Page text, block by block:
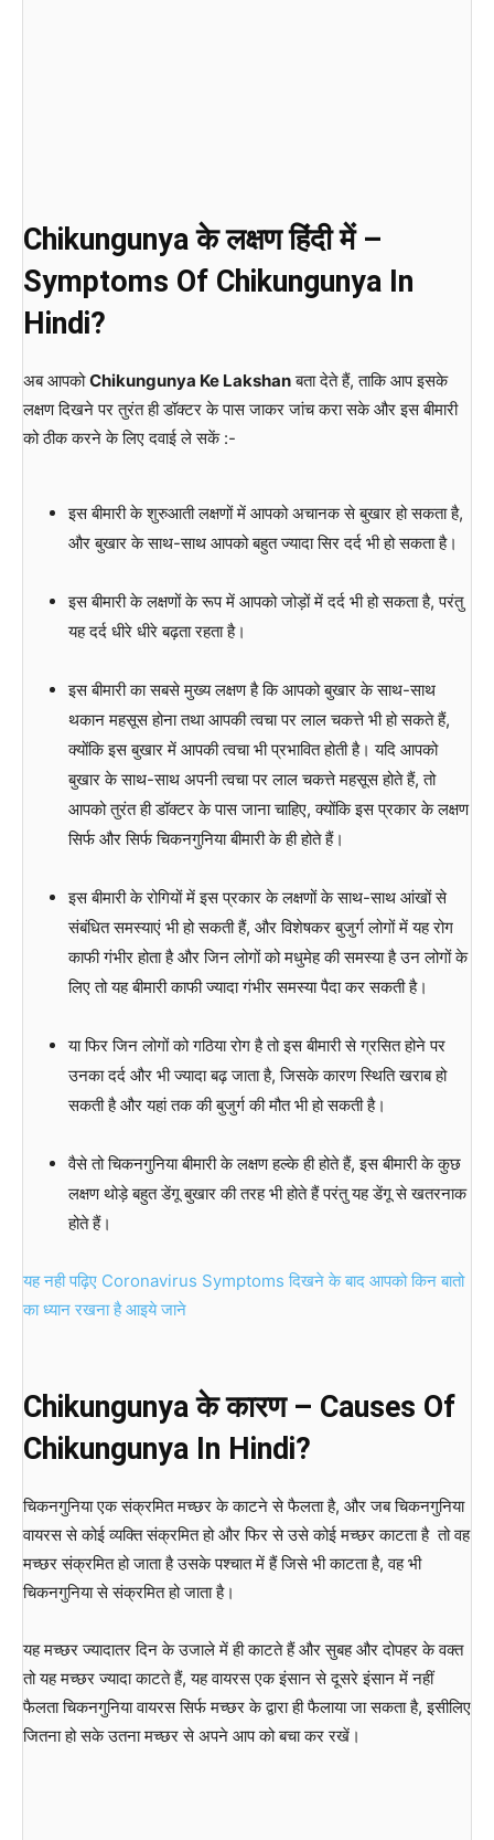
Chikungunya के लक्षण हिंदी में –
Symptoms Of Chikungunya In
Hindi?
अब आपकोChikungunya Ke Lakshanबता देते हैं, ताकि आप इसके
लक्षण दिखने पर तुरंत ही डॉक्टर के पास जाकर जांच करा सके और इस बीमारी
को ठीक करने के लिए दवाई ले सकें :-
इस बीमारी के शुरुआती लक्षणों में आपको अचानक से बुखार हो सकता है,
और बुखार के साथ-साथ आपको बहुत ज्यादा सिर दर्द भी हो सकता है।
इस बीमारी के लक्षणों के रूप में आपको जोड़ों में दर्द भी हो सकता है, परंतु
यह दर्द धीरे धीरे बढ़ता रहता है।
इस बीमारी का सबसे मुख्य लक्षण है कि आपको बुखार के साथ-साथ
थकान महसूस होना तथा आपकी त्वचा पर लाल चकत्ते भी हो सकते हैं,
क्योंकि इस बुखार में आपकी त्वचा भी प्रभावित होती है। यदि आपको
बुखार के साथ-साथ अपनी त्वचा पर लाल चकत्ते महसूस होते हैं, तो
आपको तुरंत ही डॉक्टर के पास जाना चाहिए, क्योंकि इस प्रकार के लक्षण
सिर्फ और सिर्फ चिकनगुनिया बीमारी के ही होते हैं।
इस बीमारी के रोगियों में इस प्रकार के लक्षणों के साथ-साथ आंखों से
संबंधित समस्याएं भी हो सकती हैं, और विशेषकर बुजुर्ग लोगों में यह रोग
काफी गंभीर होता है और जिन लोगों को मधुमेह की समस्या है उन लोगों के
लिए तो यह बीमारी काफी ज्यादा गंभीर समस्या पैदा कर सकती है।
या फिर जिन लोगों को गठिया रोग है तो इस बीमारी से ग्रसित होने पर
उनका दर्द और भी ज्यादा बढ़ जाता है, जिसके कारण स्थिति खराब हो
सकती है और यहां तक की बुजुर्ग की मौत भी हो सकती है।
वैसे तो चिकनगुनिया बीमारी के लक्षण हल्के ही होते हैं, इस बीमारी के कुछ
लक्षण थोड़े बहुत डेंगू बुखार की तरह भी होते हैं परंतु यह डेंगू से खतरनाक
होते हैं।
यह नही पढ़िए Coronavirus Symptoms दिखने के बाद आपको किन बातो
का ध्यान रखना है आइये जाने
Chikungunya के कारण – Causes Of
Chikungunya In Hindi?
चिकनगुनिया एक संक्रमित मच्छर के काटने से फैलता है, और जब चिकनगुनिया
वायरस से कोई व्यक्ति संक्रमित हो और फिर से उसे कोई मच्छर काटता है तो वह
मच्छर संक्रमित हो जाता है उसके पश्चात में हैं जिसे भी काटता है, वह भी
चिकनगुनिया से संक्रमित हो जाता है।
यह मच्छर ज्यादातर दिन के उजाले में ही काटते हैं और सुबह और दोपहर के वक्त
तो यह मच्छर ज्यादा काटते हैं, यह वायरस एक इंसान से दूसरे इंसान में नहीं
फैलता चिकनगुनिया वायरस सिर्फ मच्छर के द्वारा ही फैलाया जा सकता है, इसीलिए
जितना हो सके उतना मच्छर से अपने आप को बचा कर रखें।